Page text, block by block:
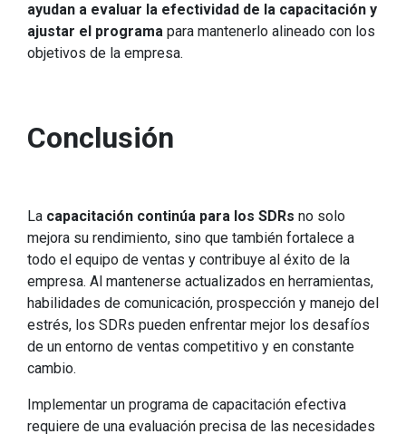
ayudan a evaluar la efectividad de la capacitación y
ajustar el programa para mantenerlo alineado con los
objetivos de la empresa.
Conclusión
La capacitación continúa para los SDRs no solo
mejora su rendimiento, sino que también fortalece a
todo el equipo de ventas y contribuye al éxito de la
empresa. Al mantenerse actualizados en herramientas,
habilidades de comunicación, prospección y manejo del
estrés, los SDRs pueden enfrentar mejor los desafíos
de un entorno de ventas competitivo y en constante
cambio.
Implementar un programa de capacitación efectiva
requiere de una evaluación precisa de las necesidades